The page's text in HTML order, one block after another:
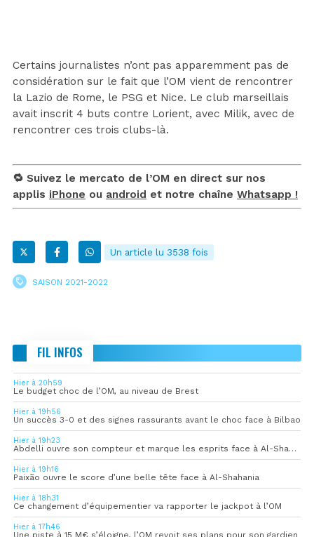
Certains journalistes n’ont pas apparemment pas de
considération sur le fait que l’OM vient de rencontrer
la Lazio de Rome, le PSG et Nice. Le club marseillais
avait inscrit 4 buts contre Lorient, avec Milik, avec de
rencontrer ces trois clubs-là.
🔁 Suivez le mercato de l’OM en direct sur nos
applis iPhone ou android et notre chaîne Whatsapp !
Un article lu 3538 fois
SAISON 2021-2022
FIL INFOS
Hier à 20h59
Le budget choc de l’OM, au niveau de Brest
Hier à 19h56
Un succès 3-0 et des signes rassurants avant le choc face à Bilbao
Hier à 19h23
Abdelli ouvre son compteur et marque les esprits face à Al-Shahania
Hier à 19h16
Paixão ouvre le score d’une belle tête face à Al-Shahania
Hier à 18h31
Ce changement d’équipementier va rapporter le jackpot à l’OM
Hier à 17h46